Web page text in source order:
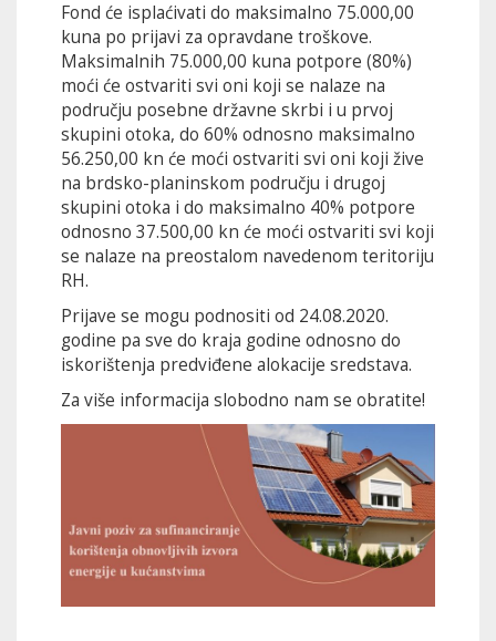
Fond će isplaćivati do maksimalno 75.000,00
kuna po prijavi za opravdane troškove.
Maksimalnih 75.000,00 kuna potpore (80%)
moći će ostvariti svi oni koji se nalaze na
području posebne državne skrbi i u prvoj
skupini otoka, do 60% odnosno maksimalno
56.250,00 kn će moći ostvariti svi oni koji žive
na brdsko-planinskom području i drugoj
skupini otoka i do maksimalno 40% potpore
odnosno 37.500,00 kn će moći ostvariti svi koji
se nalaze na preostalom navedenom teritoriju
RH.
Prijave se mogu podnositi od 24.08.2020.
godine pa sve do kraja godine odnosno do
iskorištenja predviđene alokacije sredstava.
Za više informacija slobodno nam se obratite!